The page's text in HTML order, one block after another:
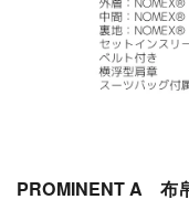
PROMINENT A 布